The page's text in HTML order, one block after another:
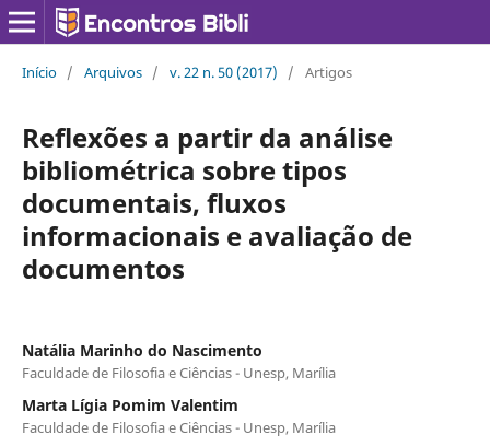
Início / Arquivos / v. 22 n. 50 (2017) / Artigos
Reflexões a partir da análise
bibliométrica sobre tipos
documentais, fluxos
informacionais e avaliação de
documentos
Natália Marinho do Nascimento
Faculdade de Filosofia e Ciências - Unesp, Marília
Marta Lígia Pomim Valentim
Faculdade de Filosofia e Ciências - Unesp, Marília